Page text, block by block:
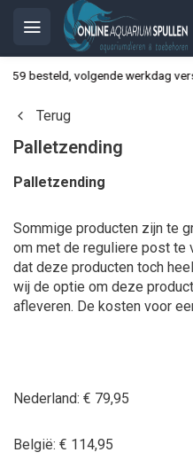
besteld, volgende werkdag
Terug
Palletzending
Palletzending
Sommige producten zijn te
om met de reguliere post te
dat deze producten toch
wij de optie om deze
afleveren. De kosten voor
Nederland: € 79,95
België: € 114,95